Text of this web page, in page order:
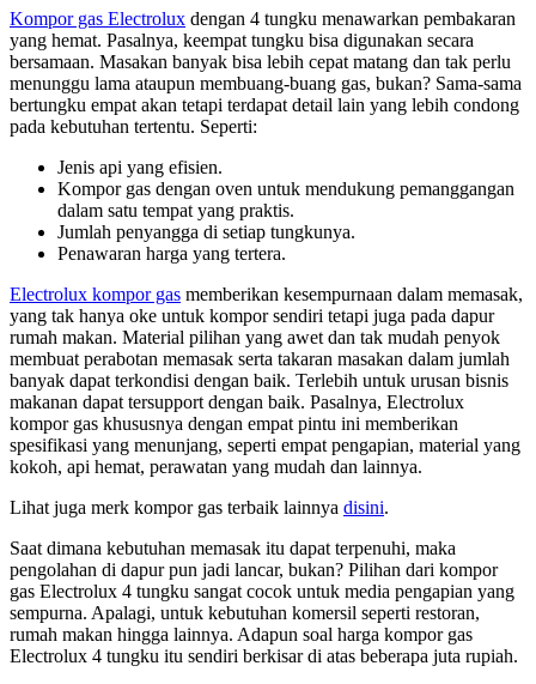
Kompor gas Electrolux dengan 4 tungku menawarkan pembakaran
yang hemat. Pasalnya, keempat tungku bisa digunakan secara
bersamaan. Masakan banyak bisa lebih cepat matang dan tak perlu
menunggu lama ataupun membuang-buang gas, bukan? Sama-sama
bertungku empat akan tetapi terdapat detail lain yang lebih condong
pada kebutuhan tertentu. Seperti:
Jenis api yang efisien.
Kompor gas dengan oven untuk mendukung pemanggangan
dalam satu tempat yang praktis.
Jumlah penyangga di setiap tungkunya.
Penawaran harga yang tertera.
Electrolux kompor gas memberikan kesempurnaan dalam memasak,
yang tak hanya oke untuk kompor sendiri tetapi juga pada dapur
rumah makan. Material pilihan yang awet dan tak mudah penyok
membuat perabotan memasak serta takaran masakan dalam jumlah
banyak dapat terkondisi dengan baik. Terlebih untuk urusan bisnis
makanan dapat tersupport dengan baik. Pasalnya, Electrolux
kompor gas khususnya dengan empat pintu ini memberikan
spesifikasi yang menunjang, seperti empat pengapian, material yang
kokoh, api hemat, perawatan yang mudah dan lainnya.
Lihat juga merk kompor gas terbaik lainnya disini.
Saat dimana kebutuhan memasak itu dapat terpenuhi, maka
pengolahan di dapur pun jadi lancar, bukan? Pilihan dari kompor
gas Electrolux 4 tungku sangat cocok untuk media pengapian yang
sempurna. Apalagi, untuk kebutuhan komersil seperti restoran,
rumah makan hingga lainnya. Adapun soal harga kompor gas
Electrolux 4 tungku itu sendiri berkisar di atas beberapa juta rupiah.